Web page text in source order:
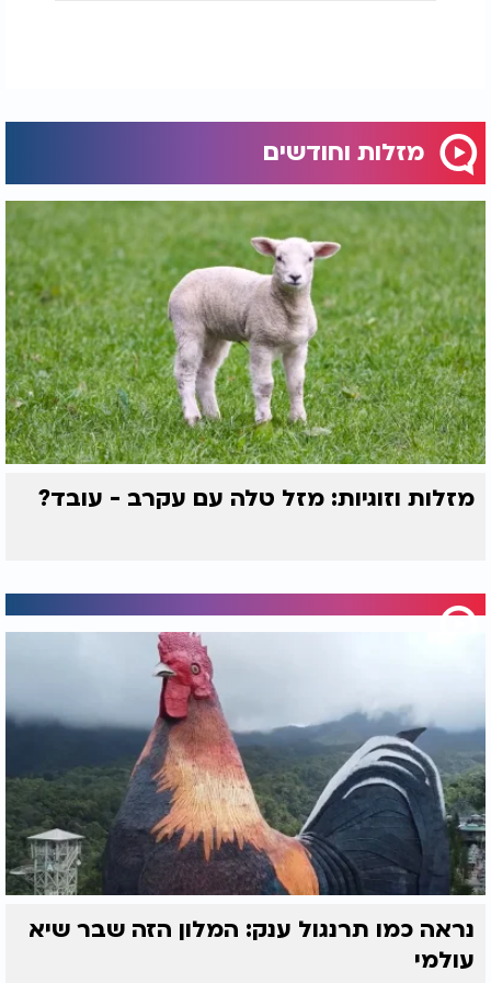
מזלות וחודשים
מזלות וזוגיות: מזל טלה עם עקרב - עובד?
נראה כמו תרנגול ענק: המלון הזה שבר שיא
עולמי